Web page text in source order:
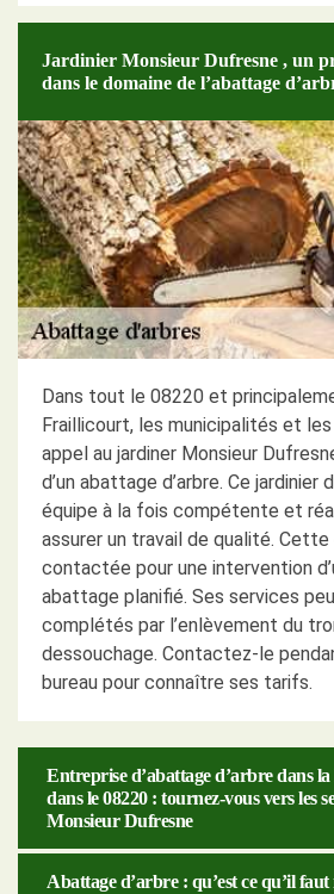
Jardinier Monsieur Dufresne , un
dans le domaine de l’abattage
Dans tout le 08220 et
Fraillicourt, les municipalités et
appel au jardiner Monsieur
d’un abattage d’arbre. Ce jardinier
équipe à la fois compétente et
assurer un travail de qualité.
contactée pour une intervention
abattage planifié. Ses services
complétés par l’enlèvement du
dessouchage. Contactez-le
bureau pour connaître ses tarifs.
Entreprise d’abattage d’arbre dans
dans le 08220 : tournez-vous vers les
Monsieur Dufresne
Abattage d’arbre : qu’est ce qu’il